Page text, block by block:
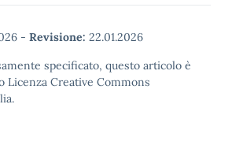
- Revisione: 22.01.2026
specificato, questo articolo è
Licenza Creative Commons